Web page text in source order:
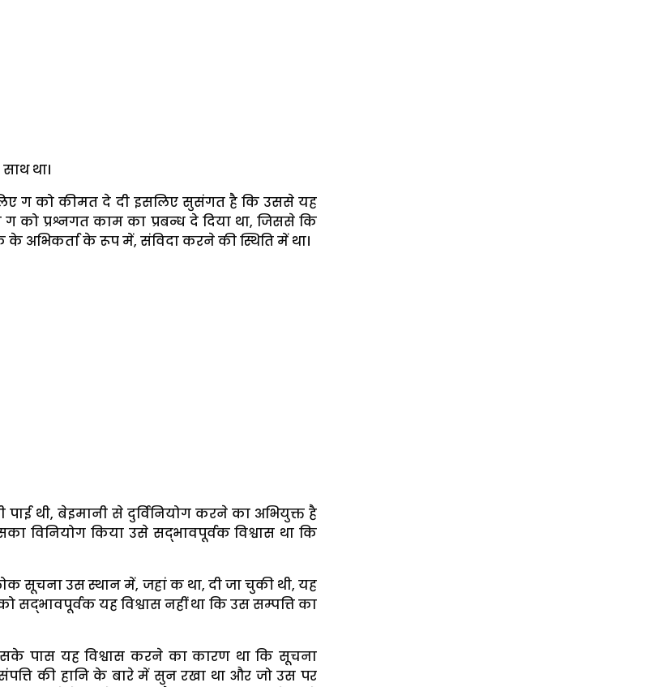
था।
ग को कीमत दे दी इसलिए सुसंगत है कि उससे यह
को प्रश्नगत काम का प्रबन्ध दे दिया था, जिससे कि
अभिकर्ता के रूप में, संविदा करने की स्थिति में था।
थी, बेइमानी से दुर्विनियोग करने का अभियुक्त है
विनियोग किया उसे सद्भावपूर्वक विश्वास था कि
सूचना उस स्थान में, जहां क था, दी जा चुकी थी, यह
यह विश्वास नहीं था कि उस सम्पत्ति का
पास यह विश्वास करने का कारण था कि सूचना
की हानि के बारे में सुन रखा था और जो उस पर